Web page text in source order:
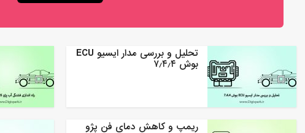
تحلیل و بررسی مدار ایسیو ECU
بوش ۷٫۴٫۴
ریمپ و کاهش دمای فن پژو